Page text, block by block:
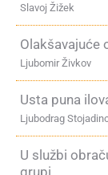
Slavoj Žižek
Olakšavajuće
Ljubomir Živkov
Usta puna
Ljubodrag
U službi